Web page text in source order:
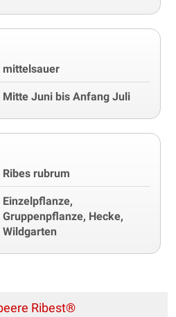
mittelsauer
Mitte Juni bis Anfang Juli
Ribes rubrum
Einzelpflanze,
Gruppenpflanze, Hecke,
Wildgarten
Ribest®